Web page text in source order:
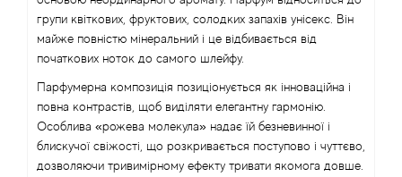
групи квіткових, фруктових, солодких запахів унісекс. Він
майже повністю мінеральний і це відбивається від
початкових ноток до самого шлейфу.
Парфумерна композиція позиціонується як інноваційна і
повна контрастів, щоб виділяти елегантну гармонію.
Особлива «рожева молекула» надає їй безневинної і
блискучої свіжості, що розкривається поступово і чуттєво,
дозволяючи тривимірному ефекту тривати якомога довше.